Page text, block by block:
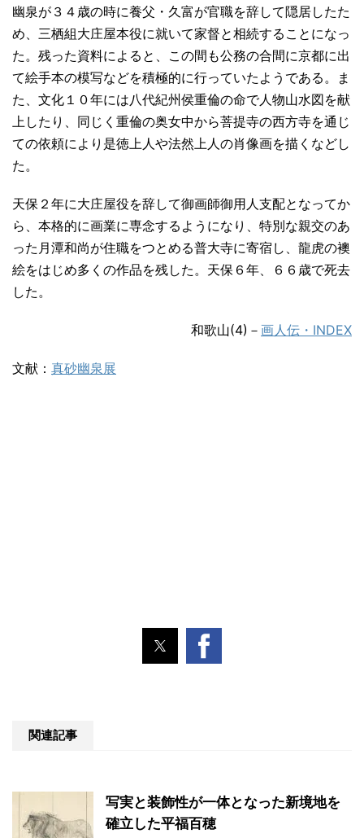
幽泉が３４歳の時に養父・久富が官職を辞して隠居したた
め、三栖組大庄屋本役に就いて家督と相続することになっ
た。残った資料によると、この間も公務の合間に京都に出
て絵手本の模写などを積極的に行っていたようである。ま
た、文化１０年には八代紀州侯重倫の命で人物山水図を献
上したり、同じく重倫の奥女中から菩提寺の西方寺を通じ
ての依頼により是徳上人や法然上人の肖像画を描くなどし
た。
天保２年に大庄屋役を辞して御画師御用人支配となってか
ら、本格的に画業に専念するようになり、特別な親交のあ
った月潭和尚が住職をつとめる普大寺に寄宿し、龍虎の襖
絵をはじめ多くの作品を残した。天保６年、６６歳で死去
した。
和歌山(4) － 画人伝・INDEX
文献： 真砂幽泉展
関連記事
写実と装飾性が一体となった新境地を
確立した平福百穂